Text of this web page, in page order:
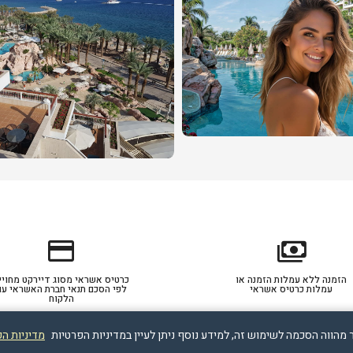
payments
הזמנה ללא עמלות הזמנה או
עמלות כרטיס אשראי
credit_card
כרטיס אשראי מסוג דיירקט
לפי הסכם תנאי חברת האשראי
הלקוח
מדיניות